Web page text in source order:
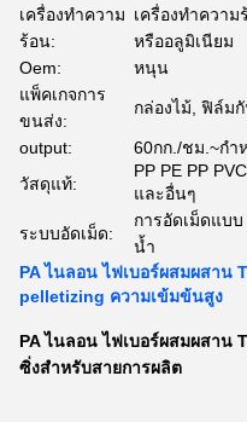
เครื่องทำความ
ร้อน:
เครื่องทำควา
หรืออลูมิเนียม
Oem:
หนุน
แพ็คเกจการ
ขนส่ง:
กล่องไม้, ฟิล์ม
output:
60กก./ชม.~กำ
วัสดุแท้:
PP PE PP
และอื่นๆ
ระบบอัดเม็ด:
การอัดเม็ดแบ
น้ำ
PA ไนลอน ไฟเบอร์ผสมผสาน
pelletizing ความเข้มข้นสูง
PA ไนลอน ไฟเบอร์ผสมผสาน
ซิ่งสําหรับสายการผลิต